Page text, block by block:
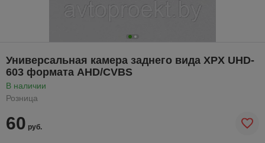
Универсальная камера заднего вида XPX UHD-
603 формата AHD/CVBS
В наличии
Розница
60 руб.